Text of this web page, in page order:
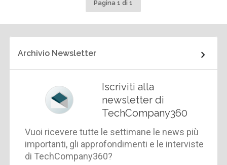
Pagina 1 di 1
Archivio Newsletter
Iscriviti alla
newsletter di
TechCompany360
Vuoi ricevere tutte le settimane le news più
importanti, gli approfondimenti e le interviste
di TechCompany360?